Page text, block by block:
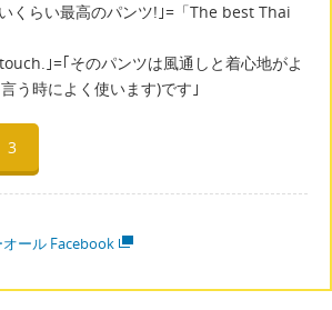
くらい最高のパンツ!｣=「The best Thai
｣=｢そのパンツは風通しと着心地がよ
う時によく使います)です｣
3
ール Facebook